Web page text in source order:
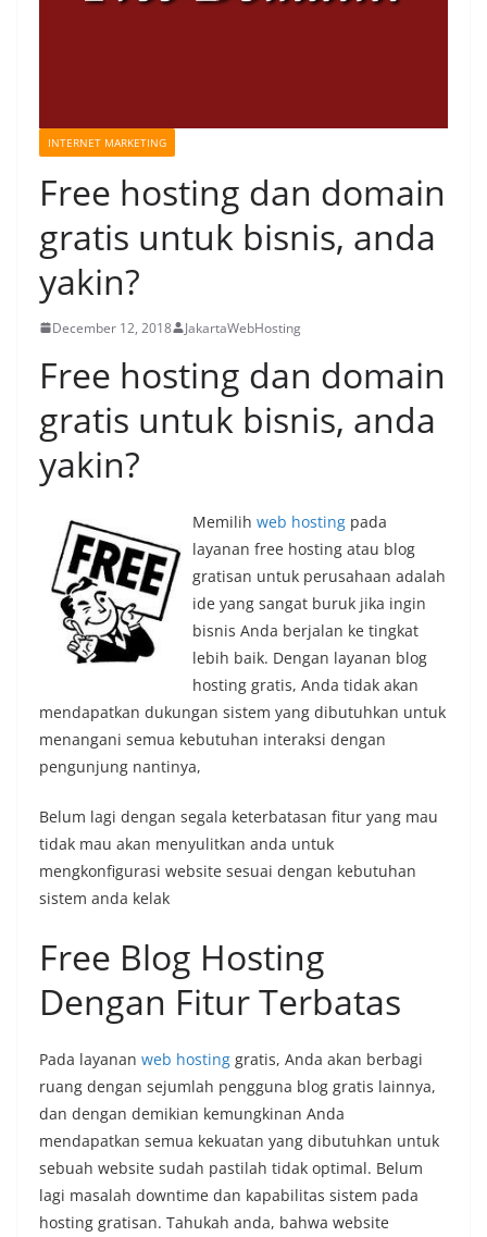
INTERNET MARKETING
Free hosting dan domain
gratis untuk bisnis, anda
yakin?
December 12, 2018 JakartaWebHosting
Free hosting dan domain
gratis untuk bisnis, anda
yakin?
Memilih web hosting pada
layanan free hosting atau blog
gratisan untuk perusahaan adalah
ide yang sangat buruk jika ingin
bisnis Anda berjalan ke tingkat
lebih baik. Dengan layanan blog
hosting gratis, Anda tidak akan
mendapatkan dukungan sistem yang dibutuhkan untuk
menangani semua kebutuhan interaksi dengan
pengunjung nantinya,
Belum lagi dengan segala keterbatasan fitur yang mau
tidak mau akan menyulitkan anda untuk
mengkonfigurasi website sesuai dengan kebutuhan
sistem anda kelak
Free Blog Hosting
Dengan Fitur Terbatas
Pada layanan web hosting gratis, Anda akan berbagi
ruang dengan sejumlah pengguna blog gratis lainnya,
dan dengan demikian kemungkinan Anda
mendapatkan semua kekuatan yang dibutuhkan untuk
sebuah website sudah pastilah tidak optimal. Belum
lagi masalah downtime dan kapabilitas sistem pada
hosting gratisan. Tahukah anda, bahwa website